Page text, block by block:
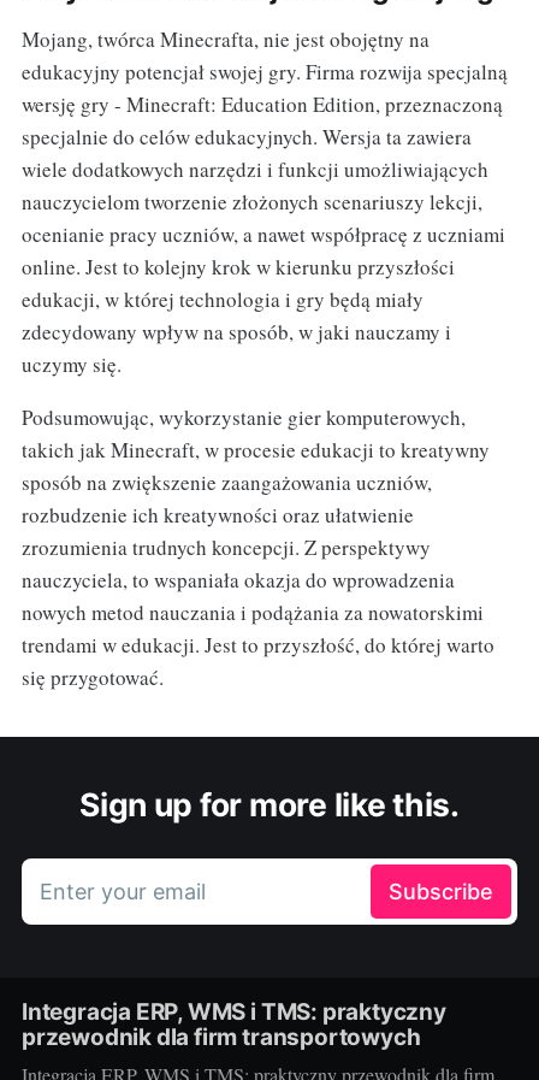
Mojang, twórca Minecrafta, nie jest obojętny na
edukacyjny potencjał swojej gry. Firma rozwija specjalną
wersję gry - Minecraft: Education Edition, przeznaczoną
specjalnie do celów edukacyjnych. Wersja ta zawiera
wiele dodatkowych narzędzi i funkcji umożliwiających
nauczycielom tworzenie złożonych scenariuszy lekcji,
ocenianie pracy uczniów, a nawet współpracę z uczniami
online. Jest to kolejny krok w kierunku przyszłości
edukacji, w której technologia i gry będą miały
zdecydowany wpływ na sposób, w jaki nauczamy i
uczymy się.
Podsumowując, wykorzystanie gier komputerowych,
takich jak Minecraft, w procesie edukacji to kreatywny
sposób na zwiększenie zaangażowania uczniów,
rozbudzenie ich kreatywności oraz ułatwienie
zrozumienia trudnych koncepcji. Z perspektywy
nauczyciela, to wspaniała okazja do wprowadzenia
nowych metod nauczania i podążania za nowatorskimi
trendami w edukacji. Jest to przyszłość, do której warto
się przygotować.
Sign up for more like this.
Enter your email Subscribe
Integracja ERP, WMS i TMS: praktyczny
przewodnik dla firm transportowych
Integracja ERP, WMS i TMS: praktyczny przewodnik dla firm